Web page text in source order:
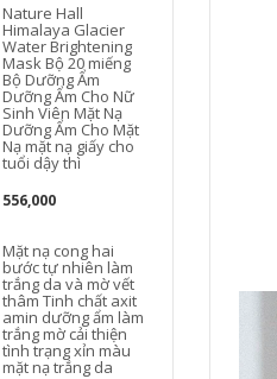
Nature Hall
Himalaya Glacier
Water Brightening
Mask Bộ 20 miếng
Bộ Dưỡng Ẩm
Dưỡng Ẩm Cho Nữ
Sinh Viên Mặt Nạ
Dưỡng Ẩm Cho Mặt
Nạ mặt nạ giấy cho
tuổi dậy thì
556,000
Mặt nạ cong hai
bước tự nhiên làm
trắng da và mờ vết
thâm Tinh chất axit
amin dưỡng ẩm làm
trắng mờ cải thiện
tình trạng xỉn màu
mặt nạ trắng da